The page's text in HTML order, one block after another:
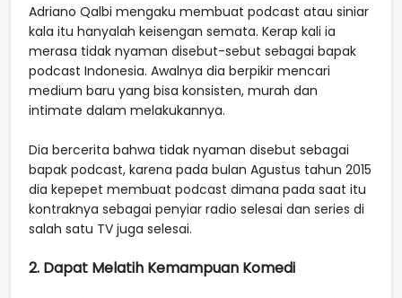
Adriano Qalbi mengaku membuat podcast atau siniar
kala itu hanyalah keisengan semata. Kerap kali ia
merasa tidak nyaman disebut-sebut sebagai bapak
podcast Indonesia. Awalnya dia berpikir mencari
medium baru yang bisa konsisten, murah dan
intimate dalam melakukannya.
Dia bercerita bahwa tidak nyaman disebut sebagai
bapak podcast, karena pada bulan Agustus tahun 2015
dia kepepet membuat podcast dimana pada saat itu
kontraknya sebagai penyiar radio selesai dan series di
salah satu TV juga selesai.
2. Dapat Melatih Kemampuan Komedi